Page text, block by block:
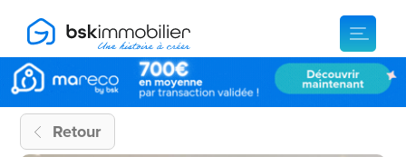
Retour